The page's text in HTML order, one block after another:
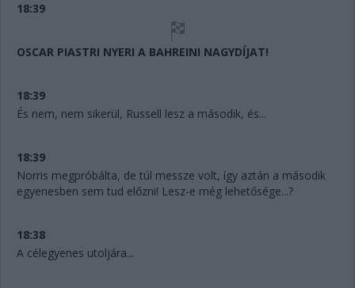
18:39
OSCAR PIASTRI NYERI A BAHREINI NAGYDÍJAT!
18:39
És nem, nem sikerül, Russell lesz a második, és...
18:39
Norris megpróbálta, de túl messze volt, így aztán a második
egyenesben sem tud előzni! Lesz-e még lehetősége...?
18:38
A célegyenes utoljára...